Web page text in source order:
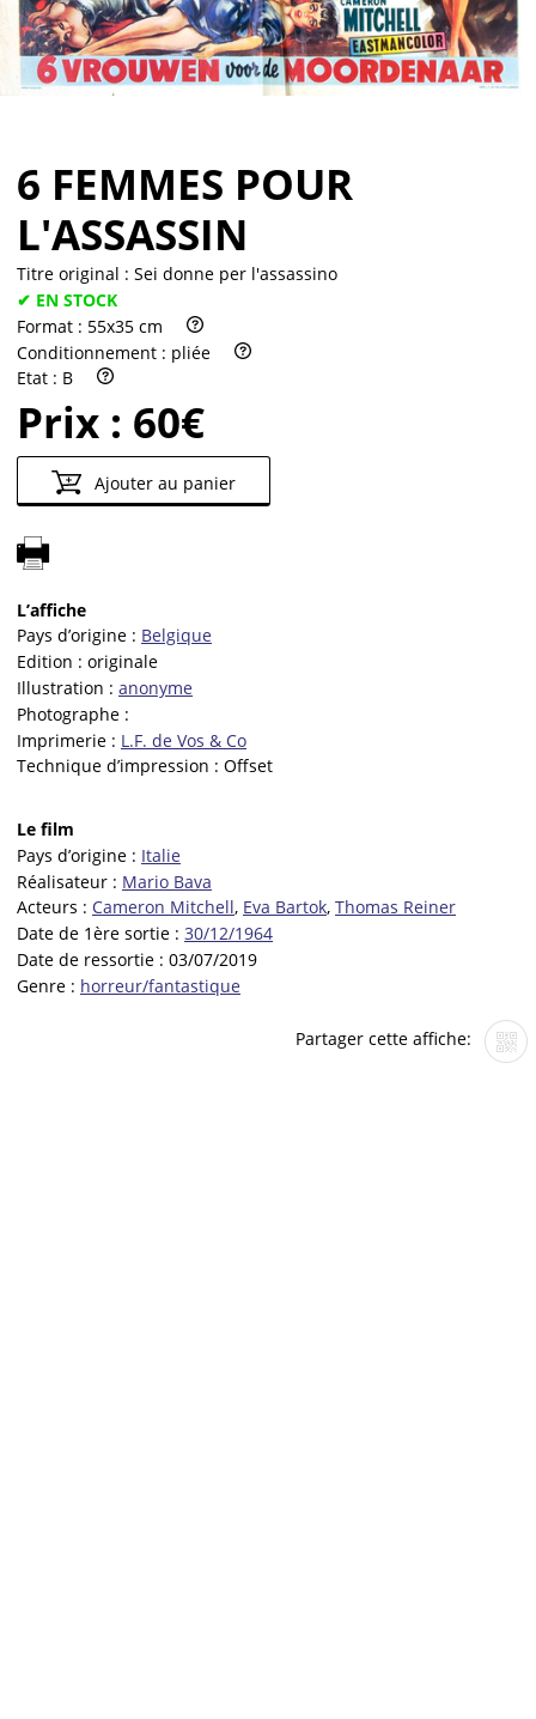
Vendre
6 FEMMES POUR
L'ASSASSIN
Titre original : Sei donne per l'assassino
✔ EN STOCK
Format : 55x35 cm
Conditionnement : pliée
Etat : B
Prix : 60€
Ajouter au panier
L’affiche
Pays d’origine : Belgique
Edition : originale
Illustration : anonyme
Photographe :
Imprimerie : L.F. de Vos & Co
Technique d’impression : Offset
Le film
Pays d’origine : Italie
Réalisateur : Mario Bava
Acteurs : Cameron Mitchell, Eva Bartok, Thomas Reiner
Date de 1ère sortie : 30/12/1964
Date de ressortie : 03/07/2019
Genre : horreur/fantastique
Partager cette affiche: